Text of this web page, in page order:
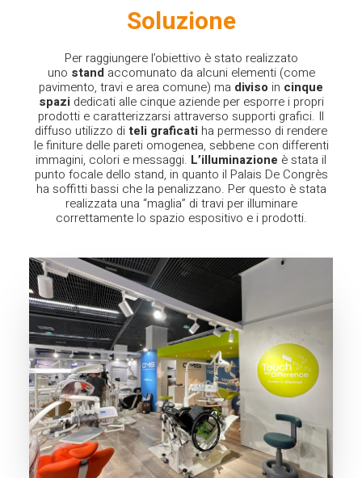
Soluzione
Per raggiungere l’obiettivo è stato realizzato
uno stand accomunato da alcuni elementi (come
pavimento, travi e area comune) ma diviso in cinque
spazi dedicati alle cinque aziende per esporre i propri
prodotti e caratterizzarsi attraverso supporti grafici. Il
diffuso utilizzo diteli graficati ha permesso di rendere
le finiture delle pareti omogenea, sebbene con differenti
immagini, colori e messaggi. L’illuminazione è stata il
punto focale dello stand, in quanto il Palais De Congrès
ha soffitti bassi che la penalizzano. Per questo è stata
realizzata una “maglia” di travi per illuminare
correttamente lo spazio espositivo e i prodotti.